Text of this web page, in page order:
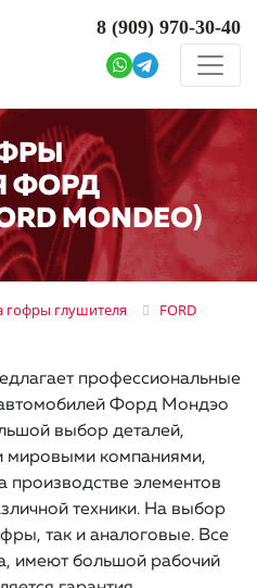
8 (909) 970-30-40
ФОРД
MONDEO)
гофры глушителя
FORD
профессиональные
Форд Мондэо
выбор деталей,
мировыми компаниями,
элементов
техники. На выбор
так и аналоговые. Все
имеют большой рабочий